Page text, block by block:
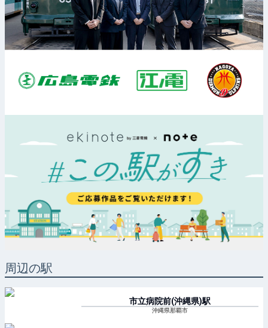
周辺の駅
市立病院前(沖縄県)駅
沖縄県那覇市